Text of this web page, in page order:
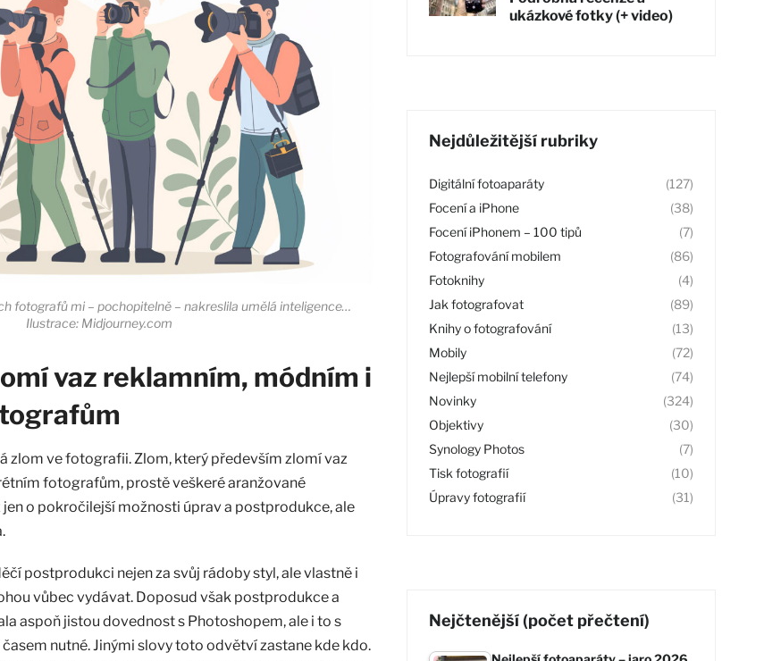
fotografů mi – pochopitelně – nakreslila umělá inteligence…
Ilustrace: Midjourney.com
vaz reklamním, módním i
zlom ve fotografii. Zlom, který především zlomí vaz
fotografům, prostě veškeré aranžované
o pokročilejší možnosti úprav a postprodukce, ale
postprodukci nejen za svůj rádoby styl, ale vlastně i
vůbec vydávat. Doposud však postprodukce a
aspoň jistou dovednost s Photoshopem, ale i to s
nutné. Jinými slovy toto odvětví zastane kde kdo.
ukázkové fotky (+ video)
Nejdůležitější rubriky
Digitální fotoaparáty
(127)
Focení a iPhone
(38)
Focení iPhonem – 100 tipů
(7)
Fotografování mobilem
(86)
Fotoknihy
(4)
Jak fotografovat
(89)
Knihy o fotografování
(13)
Mobily
(72)
Nejlepší mobilní telefony
(74)
Novinky
(324)
Objektivy
(30)
Synology Photos
(7)
Tisk fotografií
(10)
Úpravy fotografií
(31)
Nejčtenější (počet přečtení)